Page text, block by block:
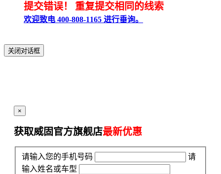
提交错误！ 重复提交相同的线索
欢迎致电 400-808-1165 进行垂询。
关闭对话框
×
获取威固官方旗舰店最新优惠
请输入您的手机号码
请
输入姓名或车型